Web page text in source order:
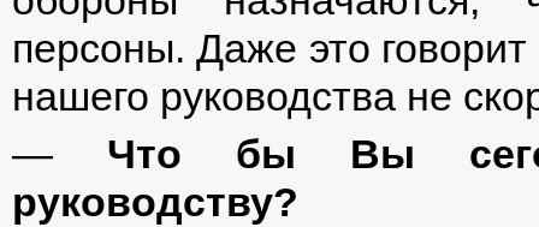
персоны. Даже это
нашего руководства не
— Что бы Вы
руководству?